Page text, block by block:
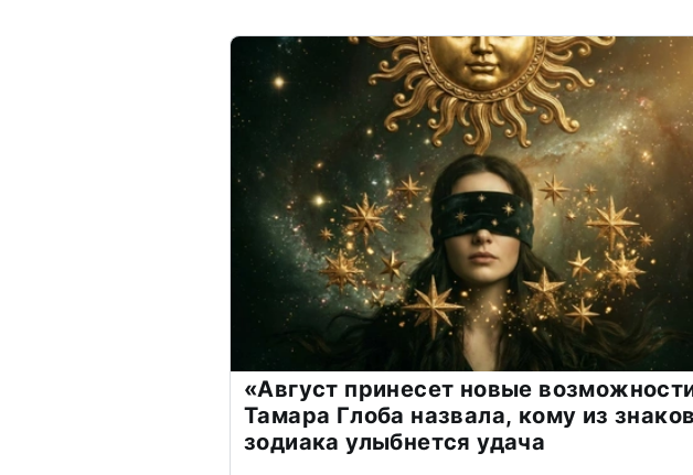
«Август принесет новые
Тамара Глоба назвала, кому из знаков
зодиака улыбнется удача